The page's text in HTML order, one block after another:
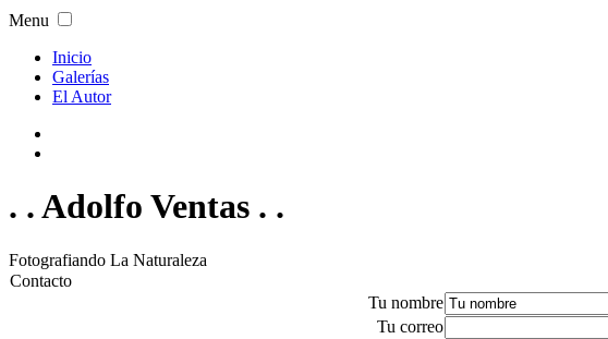
Menu
Inicio
Galerías
El Autor
. . Adolfo Ventas . .
Fotografiando La Naturaleza
Contacto
Tu nombre
Tu correo